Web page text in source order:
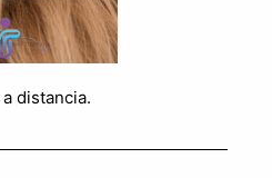
distancia.